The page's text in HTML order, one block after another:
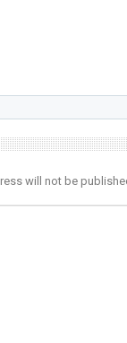
will not be